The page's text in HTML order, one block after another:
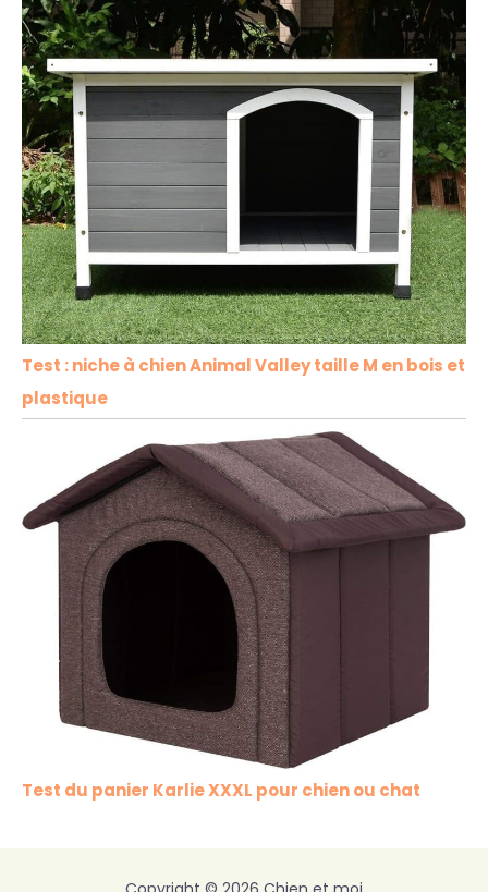
Test : niche à chien Animal Valley taille M en bois et
plastique
Test du panier Karlie XXXL pour chien ou chat